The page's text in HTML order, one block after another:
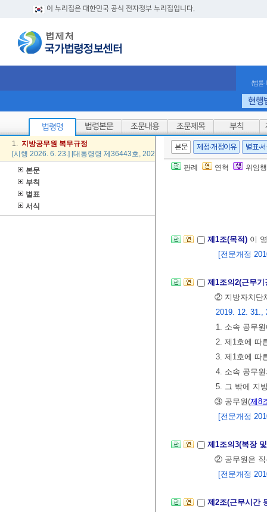
이 누리집은 대한민국 공식 전자정부 누리집입니다.
(법률
현행
법령명 법령본문 조문내용 조문제목 부칙
1. 지방공무원 복무규정
[시행 2026. 6. 23.] [대통령령 제36443호, 2026. 6. 23., 일부개정]
본문
부칙
별표
서식
본문 제정·개정이유 별표·
판례 연혁 위임
제1조(목적) 이
[전문개정
제1조의2(근무
② 지방자치단
2019. 12. 31.,
1. 소속 공무
2. 제1호에 따
3. 제1호에 따
4. 소속 공무
5. 그 밖에 지
③ 공무원(제8
[전문개정
제1조의3(복장
② 공무원은
[전문개정
제2조(근무시간